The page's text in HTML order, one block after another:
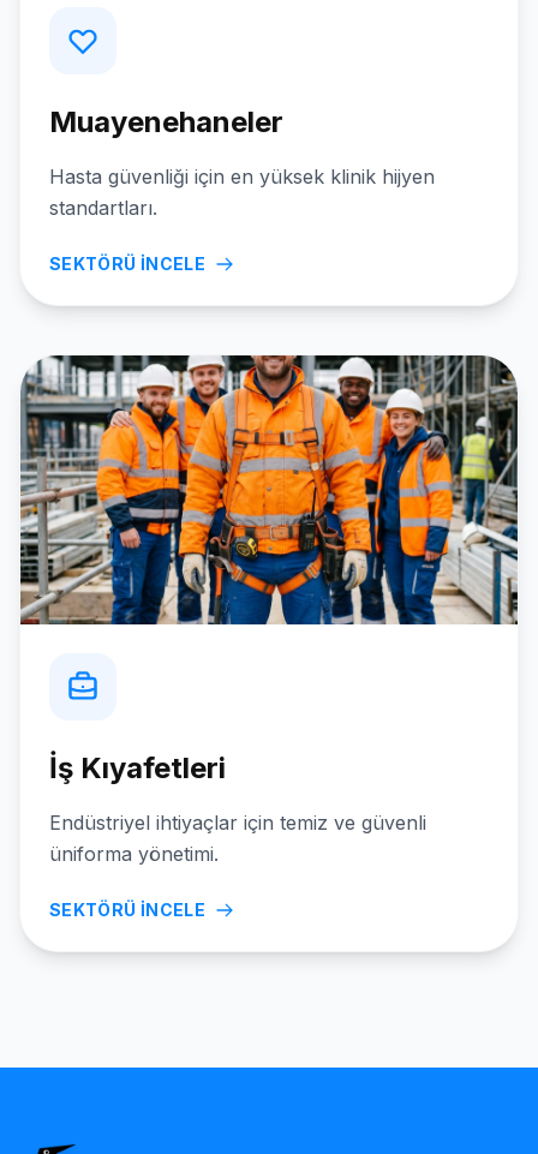
Muayenehaneler
Hasta güvenliği için en yüksek klinik hijyen
standartları.
SEKTÖRÜ İNCELE
İş Kıyafetleri
Endüstriyel ihtiyaçlar için temiz ve güvenli
üniforma yönetimi.
SEKTÖRÜ İNCELE